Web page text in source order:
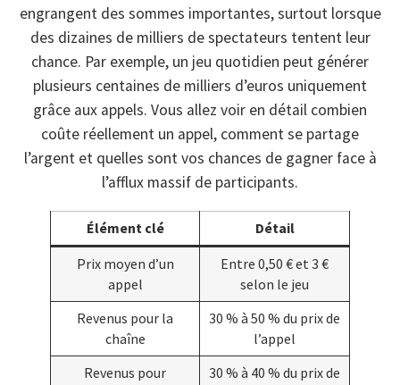
engrangent des sommes importantes, surtout lorsque
des dizaines de milliers de spectateurs tentent leur
chance. Par exemple, un jeu quotidien peut générer
plusieurs centaines de milliers d’euros uniquement
grâce aux appels. Vous allez voir en détail combien
coûte réellement un appel, comment se partage
l’argent et quelles sont vos chances de gagner face à
l’afflux massif de participants.
Élément clé
Détail
Prix moyen d’un
appel
Entre 0,50 € et 3 €
selon le jeu
Revenus pour la
chaîne
30 % à 50 % du prix de
l’appel
Revenus pour
30 % à 40 % du prix de